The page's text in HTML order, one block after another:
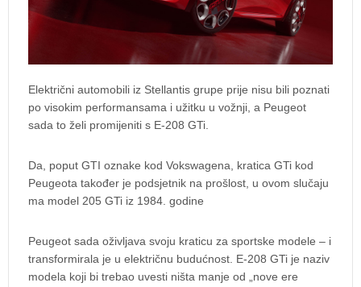
Električni automobili iz Stellantis grupe prije nisu bili poznati
po visokim performansama i užitku u vožnji, a Peugeot
sada to želi promijeniti s E-208 GTi.
Da, poput GTI oznake kod Vokswagena, kratica GTi kod
Peugeota također je podsjetnik na prošlost, u ovom slučaju
ma model 205 GTi iz 1984. godine
Peugeot sada oživljava svoju kraticu za sportske modele – i
transformirala je u električnu budućnost. E-208 GTi je naziv
modela koji bi trebao uvesti ništa manje od „nove ere